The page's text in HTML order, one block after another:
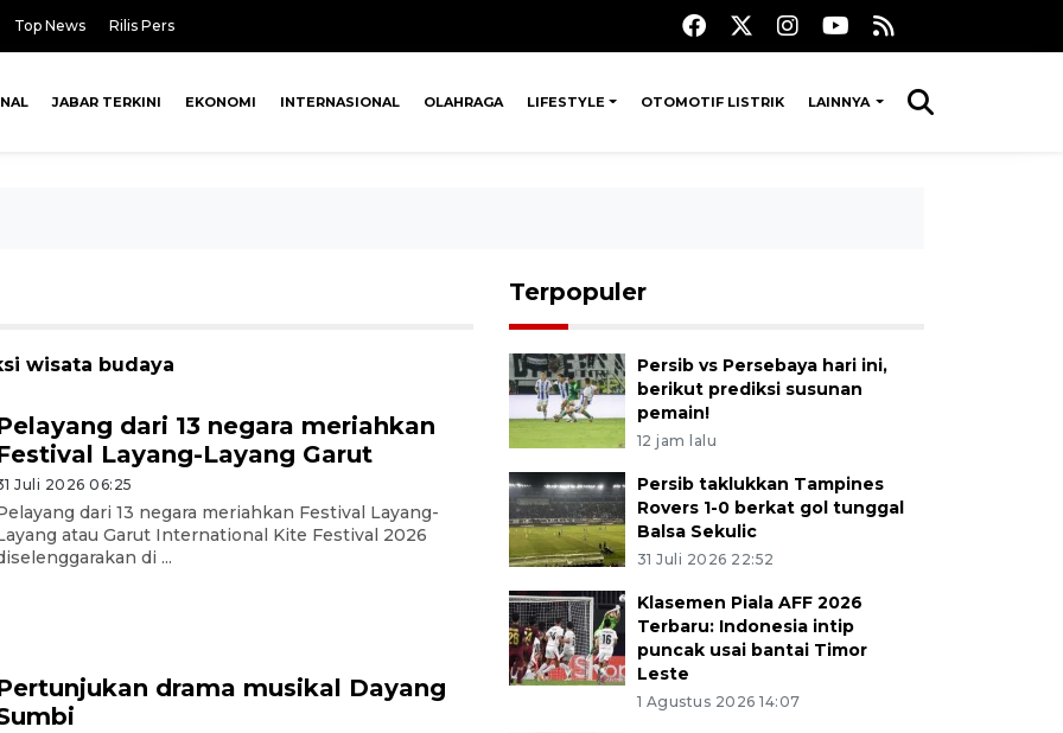
Top News Rilis Pers
JABAR TERKINI EKONOMI INTERNASIONAL OLAHRAGA LIFESTYLE OTOMOTIF LISTRIK LAINNYA
wisata budaya
dari 13 negara meriahkan
Layang-Layang Garut
Juli 2026 06:25
dari 13 negara meriahkan Festival Layang-
atau Garut International Kite Festival 2026
di ...
drama musikal Dayang
Terpopuler
Persib vs Persebaya hari ini,
berikut prediksi susunan
pemain!
12 jam lalu
Persib taklukkan Tampines
Rovers 1-0 berkat gol tunggal
Balsa Sekulic
31 Juli 2026 22:52
Klasemen Piala AFF 2026
Terbaru: Indonesia intip
puncak usai bantai Timor
Leste
1 Agustus 2026 14:07